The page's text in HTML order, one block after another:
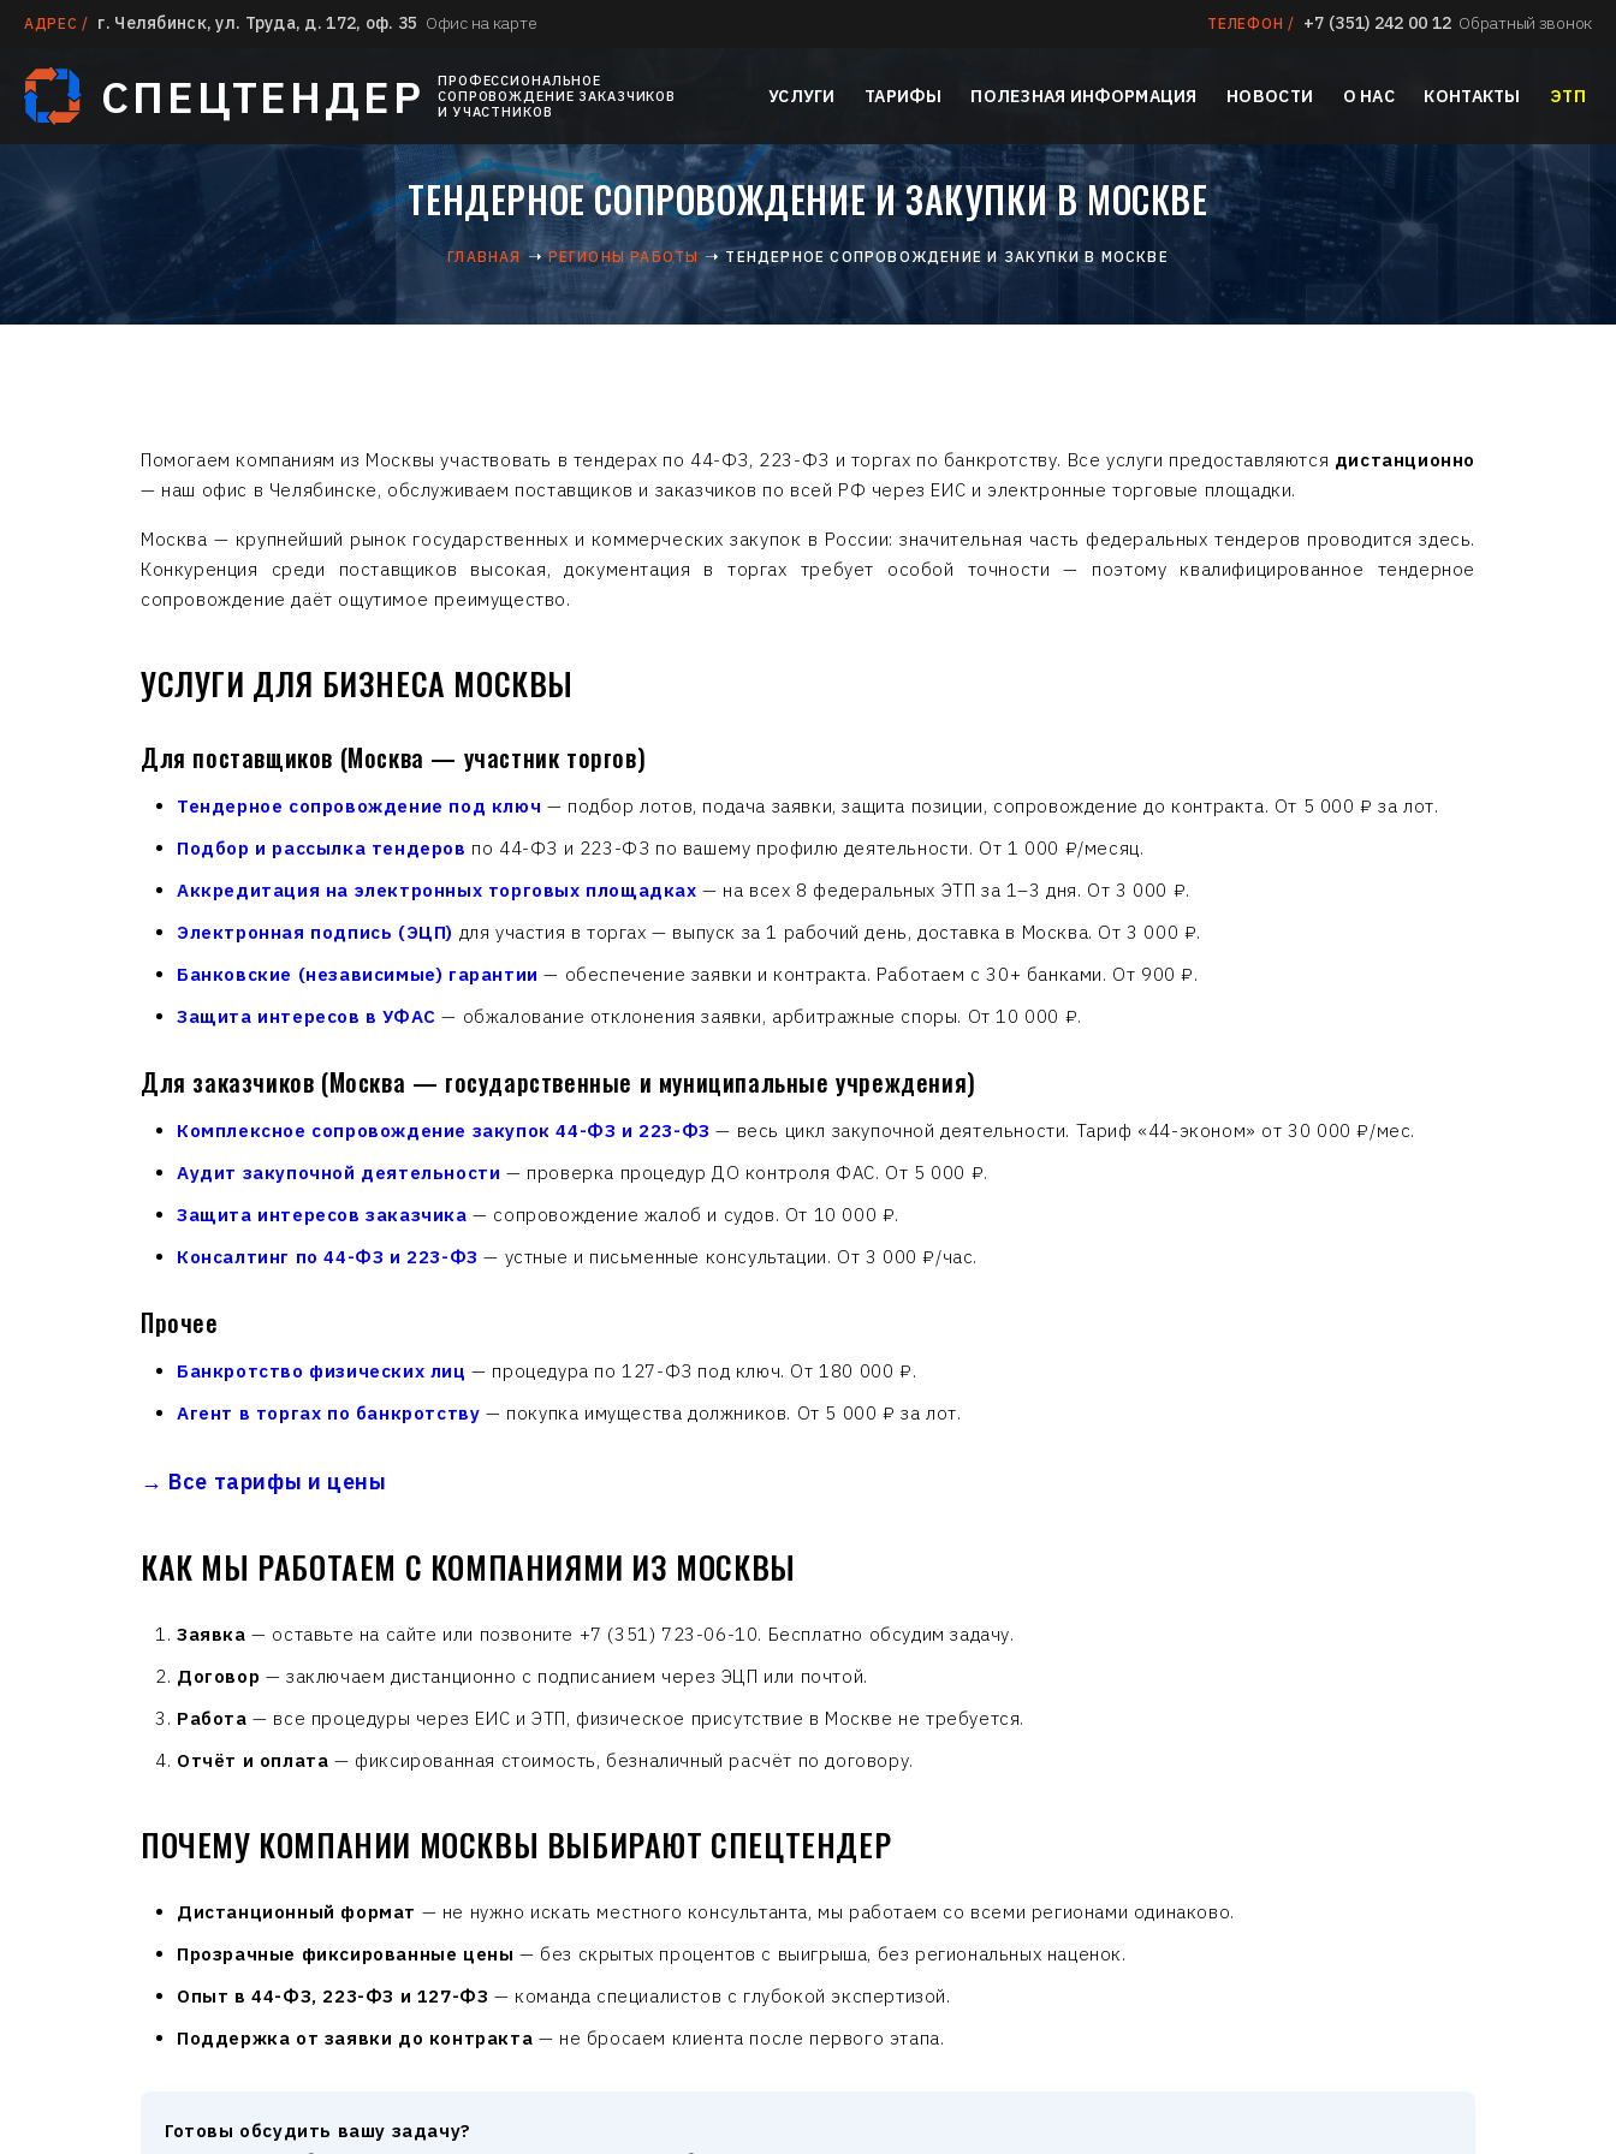
АДРЕС / г. Челябинск, ул. Труда, д. 172, оф. 35 Офис на карте ТЕЛЕФОН / +7 (351) 242 00 12 Обратный звонок
СПЕЦТЕНДЕР
ПРОФЕССИОНАЛЬНОЕ
СОПРОВОЖДЕНИЕ ЗАКАЗЧИКОВ
И УЧАСТНИКОВ
УСЛУГИ ТАРИФЫ ПОЛЕЗНАЯ ИНФОРМАЦИЯ НОВОСТИ О НАС КОНТАКТЫ ЭТП
ТЕНДЕРНОЕ СОПРОВОЖДЕНИЕ И ЗАКУПКИ В МОСКВЕ
ГЛАВНАЯ РЕГИОНЫ РАБОТЫ ТЕНДЕРНОЕ СОПРОВОЖДЕНИЕ И ЗАКУПКИ В МОСКВЕ
Помогаем компаниям из Москвы участвовать в тендерах по 44-ФЗ, 223-ФЗ и торгах по банкротству. Все услуги предоставляются дистанционно
— наш офис в Челябинске, обслуживаем поставщиков и заказчиков по всей РФ через ЕИС и электронные торговые площадки.
Москва — крупнейший рынок государственных и коммерческих закупок в России: значительная часть федеральных тендеров проводится здесь.
Конкуренция среди поставщиков высокая, документация в торгах требует особой точности — поэтому квалифицированное тендерное
сопровождение даёт ощутимое преимущество.
УСЛУГИ ДЛЯ БИЗНЕСА МОСКВЫ
Для поставщиков (Москва — участник торгов)
Тендерное сопровождение под ключ — подбор лотов, подача заявки, защита позиции, сопровождение до контракта. От 5 000 ₽ за лот.
Подбор и рассылка тендеров по 44-ФЗ и 223-ФЗ по вашему профилю деятельности. От 1 000 ₽/месяц.
Аккредитация на электронных торговых площадках — на всех 8 федеральных ЭТП за 1–3 дня. От 3 000 ₽.
Электронная подпись (ЭЦП) для участия в торгах — выпуск за 1 рабочий день, доставка в Москва. От 3 000 ₽.
Банковские (независимые) гарантии — обеспечение заявки и контракта. Работаем с 30+ банками. От 900 ₽.
Защита интересов в УФАС — обжалование отклонения заявки, арбитражные споры. От 10 000 ₽.
Для заказчиков (Москва — государственные и муниципальные учреждения)
Комплексное сопровождение закупок 44-ФЗ и 223-ФЗ — весь цикл закупочной деятельности. Тариф «44-эконом» от 30 000 ₽/мес.
Аудит закупочной деятельности — проверка процедур ДО контроля ФАС. От 5 000 ₽.
Защита интересов заказчика — сопровождение жалоб и судов. От 10 000 ₽.
Консалтинг по 44-ФЗ и 223-ФЗ — устные и письменные консультации. От 3 000 ₽/час.
Прочее
Банкротство физических лиц — процедура по 127-ФЗ под ключ. От 180 000 ₽.
Агент в торгах по банкротству — покупка имущества должников. От 5 000 ₽ за лот.
→ Все тарифы и цены
КАК МЫ РАБОТАЕМ С КОМПАНИЯМИ ИЗ МОСКВЫ
Заявка — оставьте на сайте или позвоните +7 (351) 723-06-10. Бесплатно обсудим задачу.
Договор — заключаем дистанционно с подписанием через ЭЦП или почтой.
Работа — все процедуры через ЕИС и ЭТП, физическое присутствие в Москве не требуется.
Отчёт и оплата — фиксированная стоимость, безналичный расчёт по договору.
ПОЧЕМУ КОМПАНИИ МОСКВЫ ВЫБИРАЮТ СПЕЦТЕНДЕР
Дистанционный формат — не нужно искать местного консультанта, мы работаем со всеми регионами одинаково.
Прозрачные фиксированные цены — без скрытых процентов с выигрыша, без региональных наценок.
Опыт в 44-ФЗ, 223-ФЗ и 127-ФЗ — команда специалистов с глубокой экспертизой.
Поддержка от заявки до контракта — не бросаем клиента после первого этапа.
Готовы обсудить вашу задачу?